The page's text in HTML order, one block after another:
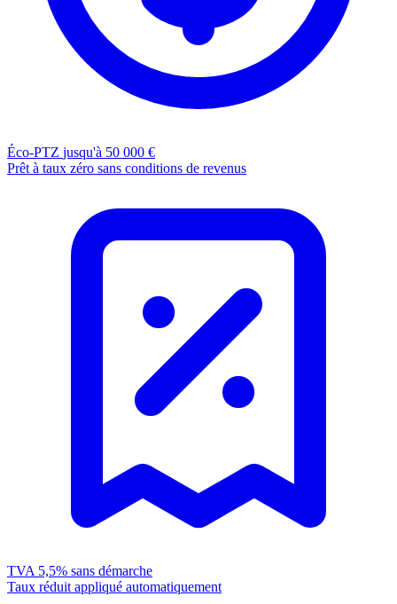
Éco-PTZ jusqu'à 50 000 €
Prêt à taux zéro sans conditions de revenus
TVA 5,5% sans démarche
Taux réduit appliqué automatiquement